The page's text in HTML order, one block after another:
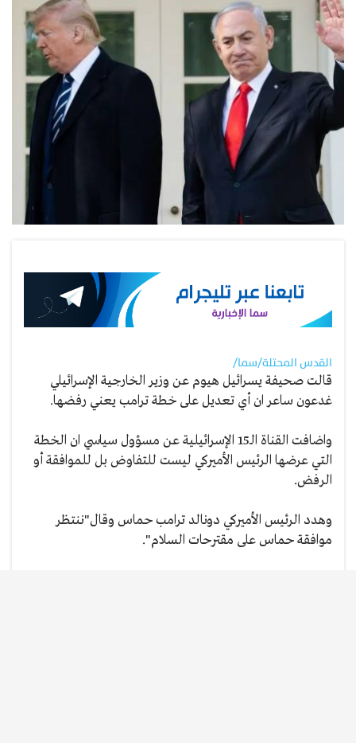
القدس المحتلة/سما/
قالت صحيفة يسرائيل هيوم عن وزير الخارجية الإسرائيلي
غدعون ساعر ان أي تعديل على خطة ترامب يعني رفضها.
واضافت القناة الـ15 الإسرائيلية عن مسؤول سياسي ان الخطة
التي عرضها الرئيس الأميركي ليست للتفاوض بل للموافقة أو
الرفض.
وهدد الرئيس الأميركي دونالد ترامب حماس وقال"ننتظر
موافقة حماس على مقترحات السلام".